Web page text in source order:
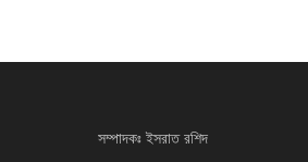
সম্পাদকঃ ইসরাত রশিদ